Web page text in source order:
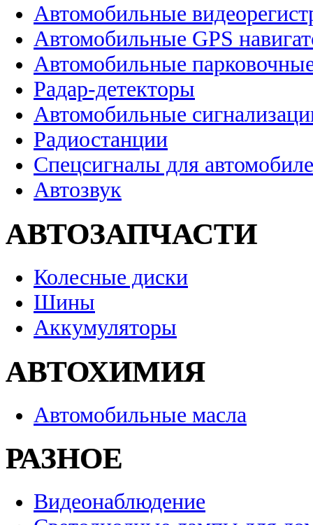
Автомобильные
Автомобильные GPS
Автомобильные
Радар-детекторы
Автомобильные
Радиостанции
Спецсигналы для
Автозвук
АВТОЗАПЧАСТИ
Колесные диски
Шины
Аккумуляторы
АВТОХИМИЯ
Автомобильные масла
РАЗНОЕ
Видеонаблюдение